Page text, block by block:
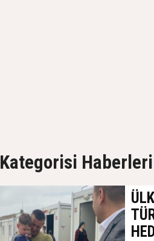
Kategorisi Haberleri